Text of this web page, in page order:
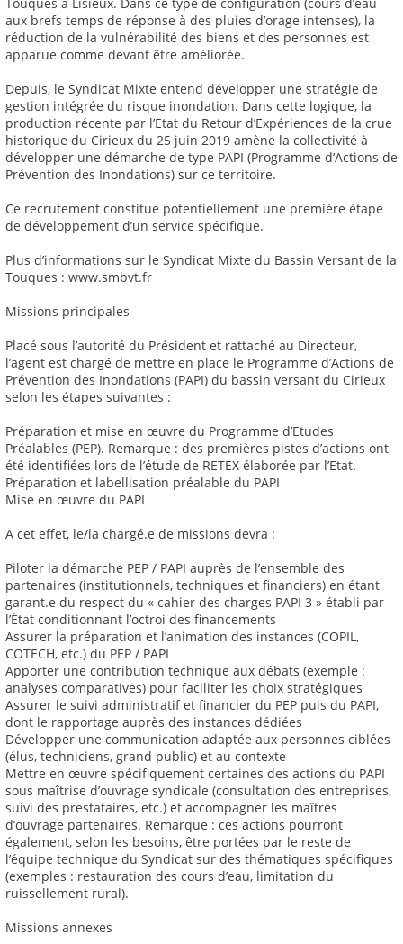
aux brefs temps de réponse à des pluies d’orage intenses), la
réduction de la vulnérabilité des biens et des personnes est
apparue comme devant être améliorée.
Depuis, le Syndicat Mixte entend développer une stratégie de
gestion intégrée du risque inondation. Dans cette logique, la
production récente par l’Etat du Retour d’Expériences de la crue
historique du Cirieux du 25 juin 2019 amène la collectivité à
développer une démarche de type PAPI (Programme d’Actions de
Prévention des Inondations) sur ce territoire.
Ce recrutement constitue potentiellement une première étape
de développement d’un service spécifique.
Plus d’informations sur le Syndicat Mixte du Bassin Versant de la
Touques : www.smbvt.fr
Missions principales
Placé sous l’autorité du Président et rattaché au Directeur,
l’agent est chargé de mettre en place le Programme d’Actions de
Prévention des Inondations (PAPI) du bassin versant du Cirieux
selon les étapes suivantes :
Préparation et mise en œuvre du Programme d’Etudes
Préalables (PEP). Remarque : des premières pistes d’actions ont
été identifiées lors de l’étude de RETEX élaborée par l’Etat.
Préparation et labellisation préalable du PAPI
Mise en œuvre du PAPI
A cet effet, le/la chargé.e de missions devra :
Piloter la démarche PEP / PAPI auprès de l’ensemble des
partenaires (institutionnels, techniques et financiers) en étant
garant.e du respect du « cahier des charges PAPI 3 » établi par
l’État conditionnant l’octroi des financements
Assurer la préparation et l’animation des instances (COPIL,
COTECH, etc.) du PEP / PAPI
Apporter une contribution technique aux débats (exemple :
analyses comparatives) pour faciliter les choix stratégiques
Assurer le suivi administratif et financier du PEP puis du PAPI,
dont le rapportage auprès des instances dédiées
Développer une communication adaptée aux personnes ciblées
(élus, techniciens, grand public) et au contexte
Mettre en œuvre spécifiquement certaines des actions du PAPI
sous maîtrise d’ouvrage syndicale (consultation des entreprises,
suivi des prestataires, etc.) et accompagner les maîtres
d’ouvrage partenaires. Remarque : ces actions pourront
également, selon les besoins, être portées par le reste de
l’équipe technique du Syndicat sur des thématiques spécifiques
(exemples : restauration des cours d’eau, limitation du
ruissellement rural).
Missions annexes